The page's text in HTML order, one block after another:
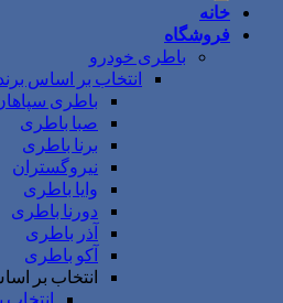
خانه
فروشگاه
باطری خودرو
انتخاب بر اساس
باطری
صبا باطری
برنا باطری
نیروگستران
وایا باطری
دورنا باطری
آذر باطری
آکو باطری
انتخاب بر